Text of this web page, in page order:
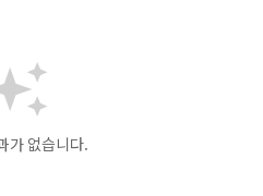
가 없습니다.